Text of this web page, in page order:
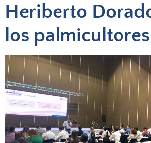
Heriberto
los